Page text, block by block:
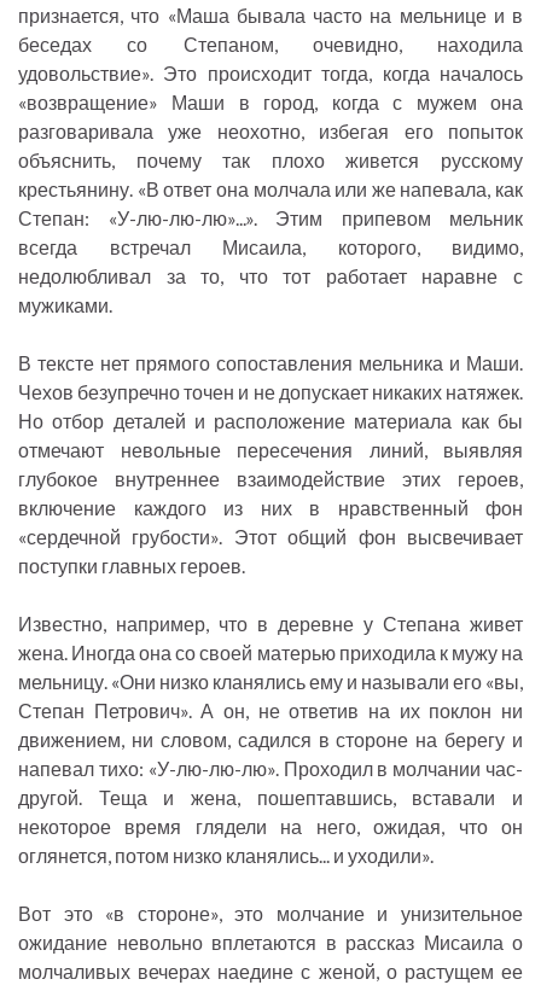
признается, что «Маша бывала часто на мельнице и в
беседах со Степаном, очевидно, находила
удовольствие». Это происходит тогда, когда началось
«возвращение» Маши в город, когда с мужем она
разговаривала уже неохотно, избегая его попыток
объяснить, почему так плохо живется русскому
крестьянину. «В ответ она молчала или же напевала, как
Степан: «У-лю-лю-лю»...». Этим припевом мельник
всегда встречал Мисаила, которого, видимо,
недолюбливал за то, что тот работает наравне с
мужиками.
В тексте нет прямого сопоставления мельника и Маши.
Чехов безупречно точен и не допускает никаких натяжек.
Но отбор деталей и расположение материала как бы
отмечают невольные пересечения линий, выявляя
глубокое внутреннее взаимодействие этих героев,
включение каждого из них в нравственный фон
«сердечной грубости». Этот общий фон высвечивает
поступки главных героев.
Известно, например, что в деревне у Степана живет
жена. Иногда она со своей матерью приходила к мужу на
мельницу. «Они низко кланялись ему и называли его «вы,
Степан Петрович». А он, не ответив на их поклон ни
движением, ни словом, садился в стороне на берегу и
напевал тихо: «У-лю-лю-лю». Проходил в молчании час-
другой. Теща и жена, пошептавшись, вставали и
некоторое время глядели на него, ожидая, что он
оглянется, потом низко кланялись... и уходили».
Вот это «в стороне», это молчание и унизительное
ожидание невольно вплетаются в рассказ Мисаила о
молчаливых вечерах наедине с женой, о растущем ее